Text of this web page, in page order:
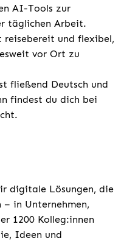
AI-Tools zur
täglichen Arbeit.
reisebereit und flexibel,
vor Ort zu
fließend Deutsch und
findest du dich bei
digitale Lösungen, die
in Unternehmen,
1200 Kolleg:innen
Ideen und